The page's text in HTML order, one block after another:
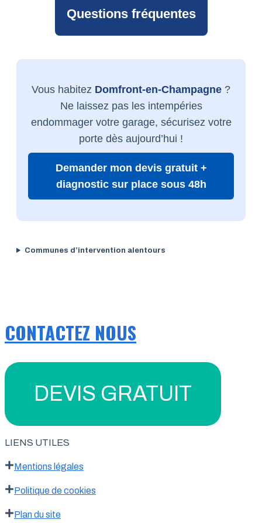
Questions fréquentes
Vous habitez Domfront-en-Champagne ?
Ne laissez pas les intempéries
endommager votre garage, sécurisez votre
porte dès aujourd’hui !
Demander mon devis gratuit +
diagnostic sur place sous 48h
Communes d’intervention alentours
CONTACTEZ NOUS
DEVIS GRATUIT
LIENS UTILES
Mentions légales
Politique de cookies
Plan du site